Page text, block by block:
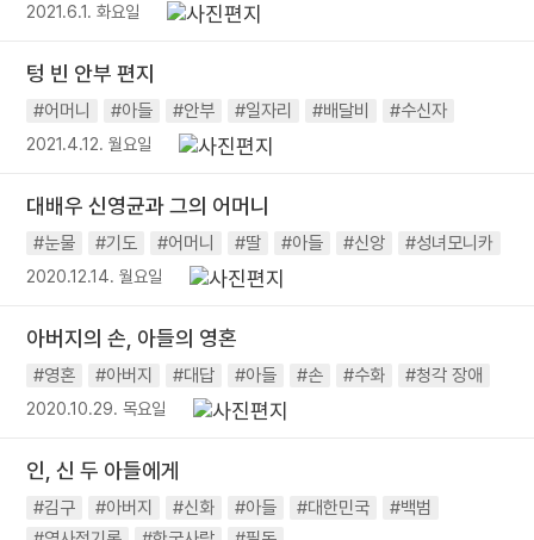
2021.6.1. 화요일
텅 빈 안부 편지
#어머니 #아들 #안부 #일자리 #배달비 #수신자
2021.4.12. 월요일
대배우 신영균과 그의 어머니
#눈물 #기도 #어머니 #딸 #아들 #신앙 #성녀모니카
2020.12.14. 월요일
아버지의 손, 아들의 영혼
#영혼 #아버지 #대답 #아들 #손 #수화 #청각 장애
2020.10.29. 목요일
인, 신 두 아들에게
#김구 #아버지 #신화 #아들 #대한민국
#백범